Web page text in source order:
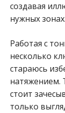
создавая
нужных зонах.
Работая с
несколько
стараюсь
натяжением.
стоит
только